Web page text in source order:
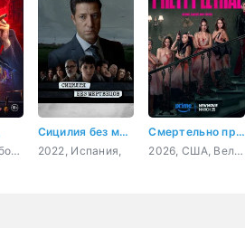
2025, Китай, боевик, драма, военный, история
Сицилия без мертвецов
2022, Испания,
Смертельно прекрасна
2026, США, Великобритания, боевик, комедия, триллер